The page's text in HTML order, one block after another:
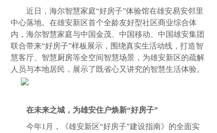
近日，海尔智慧家庭“好房子”体验馆在雄安易安邻里
中心落地。在雄安新区首个全龄友好型社区商业综合体
内，海尔智慧家庭与中国金茂、中国移动、中国雄安集团
联合带来“好房子”样板展示，围绕真实生活动线，打造智
慧客厅、智慧厨房等全空间智慧场景，为雄安新区的疏解
人员与本地居民，展示了既省心又讲究的智慧生活体验。
在未来之城，为雄安住户焕新“好房子”
今年1月，《雄安新区“好房子”建设指南》的全面实